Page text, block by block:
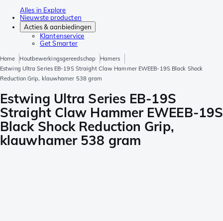
Alles in Explore
Nieuwste producten
Acties & aanbiedingen
Klantenservice
Get Smarter
Home Houtbewerkingsgereedschap
Hamers
Estwing Ultra Series EB-19S Straight Claw Hammer EWEEB-19S Black Shock
Reduction Grip, klauwhamer 538 gram
Estwing Ultra Series EB-19S
Straight Claw Hammer EWEEB-19S
Black Shock Reduction Grip,
klauwhamer 538 gram